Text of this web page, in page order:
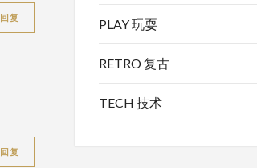
回复
回复
PLAY 玩耍
RETRO 复古
TECH 技术